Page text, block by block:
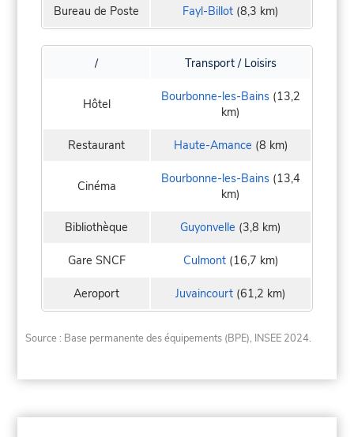
Bureau de Poste Fayl-Billot (8,3 km)
/ Transport / Loisirs
Hôtel Bourbonne-les-Bains (13,2
km)
Restaurant Haute-Amance (8 km)
Cinéma Bourbonne-les-Bains (13,4
km)
Bibliothèque Guyonvelle (3,8 km)
Gare SNCF Culmont(16,7 km)
Aeroport Juvaincourt (61,2 km)
Source : Base permanente des équipements (BPE), INSEE 2024.